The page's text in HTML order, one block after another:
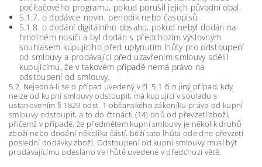
počítačového programu, pokud porušil jejich původní obal,
5.1.7. o dodávce novin, periodik nebo časopisů,
5.1.8. o dodání digitálního obsahu, pokud nebyl dodán na
hmotném nosiči a byl dodán s předchozím výslovným
souhlasem kupujícího před uplynutím lhůty pro odstoupení
od smlouvy a prodávající před uzavřením smlouvy sdělil
kupujícímu, že v takovém případě nemá právo na
odstoupení od smlouvy.
5.2. Nejedná-li se o případ uvedený v čl. 5.1 či o jiný případ, kdy
nelze od kupní smlouvy odstoupit, má kupující v souladu s
ustanovením § 1829 odst. 1 občanského zákoníku právo od kupní
smlouvy odstoupit, a to do čtrnácti (14) dnů od převzetí zboží,
přičemž v případě, že předmětem kupní smlouvy je několik druhů
zboží nebo dodání několika částí, běží tato lhůta ode dne převzetí
poslední dodávky zboží. Odstoupení od kupní smlouvy musí být
prodávajícímu odesláno ve lhůtě uvedené v předchozí větě.